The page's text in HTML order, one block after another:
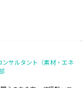
サルタント（素材・エネ